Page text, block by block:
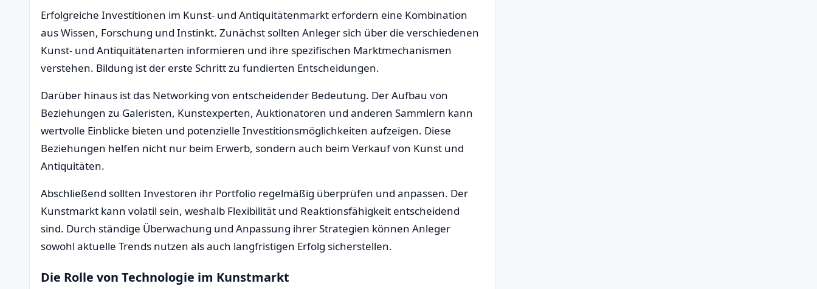
Erfolgreiche Investitionen im Kunst- und Antiquitätenmarkt erfordern eine Kombination
aus Wissen, Forschung und Instinkt. Zunächst sollten Anleger sich über die verschiedenen
Kunst- und Antiquitätenarten informieren und ihre spezifischen Marktmechanismen
verstehen. Bildung ist der erste Schritt zu fundierten Entscheidungen.
Darüber hinaus ist das Networking von entscheidender Bedeutung. Der Aufbau von
Beziehungen zu Galeristen, Kunstexperten, Auktionatoren und anderen Sammlern kann
wertvolle Einblicke bieten und potenzielle Investitionsmöglichkeiten aufzeigen. Diese
Beziehungen helfen nicht nur beim Erwerb, sondern auch beim Verkauf von Kunst und
Antiquitäten.
Abschließend sollten Investoren ihr Portfolio regelmäßig überprüfen und anpassen. Der
Kunstmarkt kann volatil sein, weshalb Flexibilität und Reaktionsfähigkeit entscheidend
sind. Durch ständige Überwachung und Anpassung ihrer Strategien können Anleger
sowohl aktuelle Trends nutzen als auch langfristigen Erfolg sicherstellen.
Die Rolle von Technologie im Kunstmarkt